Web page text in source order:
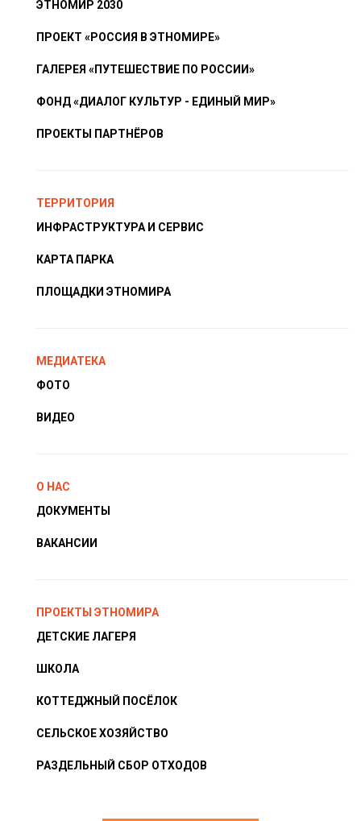
ЭТНОМИР 2030
ПРОЕКТ «РОССИЯ В ЭТНОМИРЕ»
ГАЛЕРЕЯ «ПУТЕШЕСТВИЕ ПО РОССИИ»
ФОНД «ДИАЛОГ КУЛЬТУР - ЕДИНЫЙ МИР»
ПРОЕКТЫ ПАРТНЁРОВ
ТЕРРИТОРИЯ
ИНФРАСТРУКТУРА И СЕРВИС
КАРТА ПАРКА
ПЛОЩАДКИ ЭТНОМИРА
МЕДИАТЕКА
ФОТО
ВИДЕО
О НАС
ДОКУМЕНТЫ
ВАКАНСИИ
ПРОЕКТЫ ЭТНОМИРА
ДЕТСКИЕ ЛАГЕРЯ
ШКОЛА
КОТТЕДЖНЫЙ ПОСЁЛОК
СЕЛЬСКОЕ ХОЗЯЙСТВО
РАЗДЕЛЬНЫЙ СБОР ОТХОДОВ